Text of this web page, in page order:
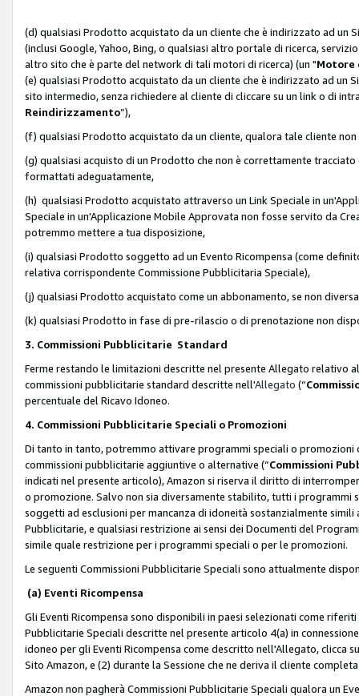
(d) qualsiasi Prodotto acquistato da un cliente che è indirizzato ad un
(inclusi Google, Yahoo, Bing, o qualsiasi altro portale di ricerca,
altro sito che è parte del network di tali motori di ricerca) (un "Motore
(e) qualsiasi Prodotto acquistato da un cliente che è indirizzato ad un
sito intermedio, senza richiedere al cliente di cliccare su un link o di
Reindirizzamento”),
(f) qualsiasi Prodotto acquistato da un cliente, qualora tale cliente
(g) qualsiasi acquisto di un Prodotto che non è correttamente
formattati adeguatamente,
(h) qualsiasi Prodotto acquistato attraverso un Link Speciale in
Speciale in un'Applicazione Mobile Approvata non fosse servito da
potremmo mettere a tua disposizione,
(i) qualsiasi Prodotto soggetto ad un Evento Ricompensa (come
relativa corrispondente Commissione Pubblicitaria Speciale),
(j) qualsiasi Prodotto acquistato come un abbonamento, se non
(k) qualsiasi Prodotto in fase di pre-rilascio o di prenotazione non
3. Commissioni Pubblicitarie Standard
Ferme restando le limitazioni descritte nel presente Allegato relativo
commissioni pubblicitarie standard descritte nell'Allegato (“
percentuale del Ricavo Idoneo.
4. Commissioni Pubblicitarie Speciali o Promozioni
Di tanto in tanto, potremmo attivare programmi speciali o
commissioni pubblicitarie aggiuntive o alternative (“Commissioni
indicati nel presente articolo), Amazon si riserva il diritto di
o promozione. Salvo non sia diversamente stabilito, tutti i
soggetti ad esclusioni per mancanza di idoneità sostanzialmente
Pubblicitarie, e qualsiasi restrizione ai sensi dei Documenti del
simile quale restrizione per i programmi speciali o per le promozioni.
Le seguenti Commissioni Pubblicitarie Speciali sono attualmente
(a) Eventi Ricompensa
Gli Eventi Ricompensa sono disponibili in paesi selezionati come
Pubblicitarie Speciali descritte nel presente articolo 4(a) in
idoneo per gli Eventi Ricompensa come descritto nell'Allegato, clicca
Sito Amazon, e (2) durante la Sessione che ne deriva il cliente
Amazon non pagherà Commissioni Pubblicitarie Speciali qualora un